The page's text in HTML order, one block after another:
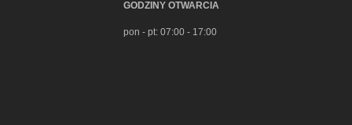
GODZINY OTWARCIA
pon - pt: 07:00 - 17:00